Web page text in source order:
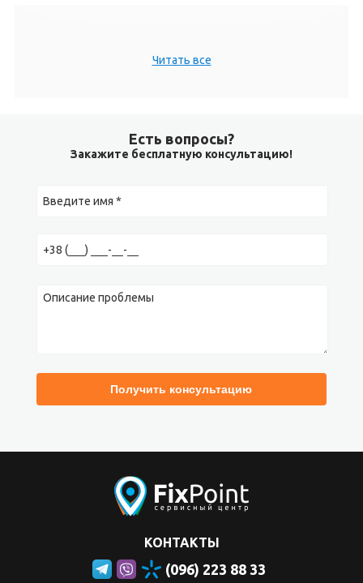
Читать все
Есть вопросы?
Закажите бесплатную консультацию!
КОНТАКТЫ
(096) 223 88 33